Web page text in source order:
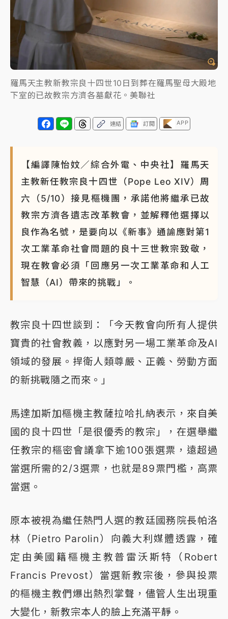
白海豚挾豪雨狂炸新北！時雨量破百毫米 水塔、雨棚
砸落毀車
羅馬天主教新教宗良十四世10日到葬在羅馬聖母大殿地
下室的已故教宗方濟各墓獻花。美聯社
連結 訂閱 APP
【編譯陳怡妏／綜合外電、中央社】羅馬天
主教新任教宗良十四世（Pope Leo XIV）周
六（5/10）接見樞機團，承諾他將繼承已故
教宗方濟各遺志改革教會，並解釋他選擇以
良作為名號，是要向以《新事》通諭應對第1
次工業革命社會問題的良十三世教宗致敬，
現在教會必須「回應另一次工業革命和人工
智慧（AI）帶來的挑戰」。
教宗良十四世談到：「今天教會向所有人提供
寶貴的社會教義，以應對另一場工業革命及AI
領域的發展。捍衛人類尊嚴、正義、勞動方面
的新挑戰隨之而來。」
馬達加斯加樞機主教薩拉哈扎納表示，來自美
國的良十四世「是很優秀的教宗」，在選舉繼
任教宗的樞密會議拿下逾100張選票，遠超過
當選所需的2/3選票，也就是89票門檻，高票
當選。
原本被視為繼任熱門人選的教廷國務院長帕洛
林（Pietro Parolin）向義大利媒體透露，確
定由美國籍樞機主教普雷沃斯特（Robert
Francis Prevost）當選新教宗後，參與投票
的樞機主教們爆出熱烈掌聲，儘管人生出現重
大變化，新教宗本人的臉上充滿平靜。